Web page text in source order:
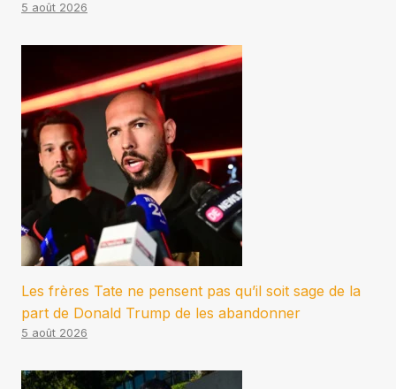
5 août 2026
Les frères Tate ne pensent pas qu’il soit sage de la
part de Donald Trump de les abandonner
5 août 2026